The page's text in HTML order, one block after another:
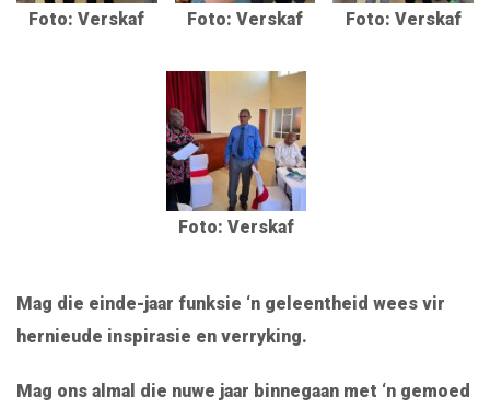
Foto: Verskaf Foto: Verskaf Foto: Verskaf
Foto: Verskaf
Mag die einde-jaar funksie ‘n geleentheid wees vir
hernieude inspirasie en verryking.
Mag ons almal die nuwe jaar binnegaan met ‘n gemoed